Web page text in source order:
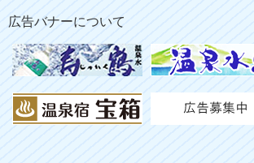
広告バナーについて